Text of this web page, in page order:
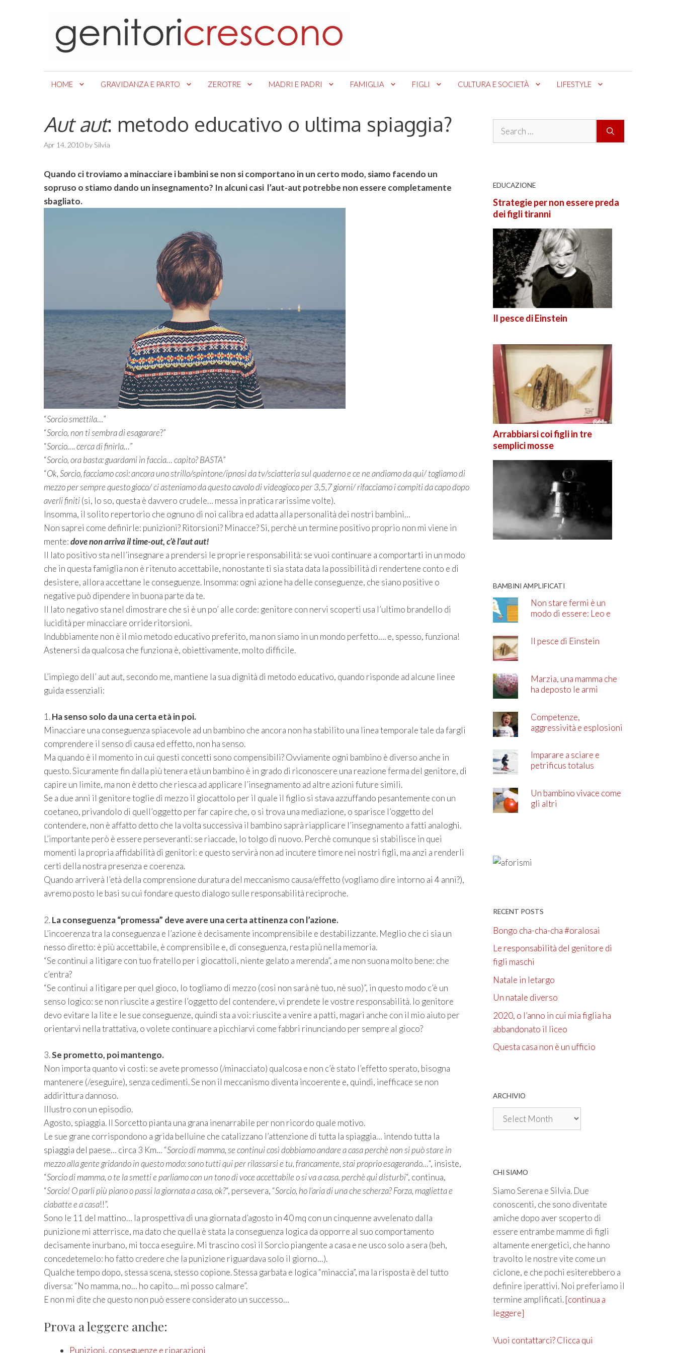
HOME GRAVIDANZA E PARTO ZEROTRE MADRI E PADRI FAMIGLIA FIGLI CULTURA E SOCIETÀ LIFESTYLE
Aut aut: metodo educativo o ultima spiaggia?
Apr 14, 2010 by Silvia
Quando ci troviamo a minacciare i bambini se non si comportano in un certo modo, siamo facendo un
sopruso o stiamo dando un insegnamento? In alcuni casi l’aut-aut potrebbe non essere completamente
sbagliato.
“Sorcio smettila…”
“Sorcio, non ti sembra di esagarare?”
“Sorcio…. cerca di finirla…”
“Sorcio, ora basta: guardami in faccia… capito? BASTA”
“Ok, Sorcio, facciamo così: ancora uno strillo/spintone/ipnosi da tv/sciatteria sul quaderno e ce ne andiamo da qui/ togliamo di
mezzo per sempre questo gioco/ ci asteniamo da questo cavolo di videogioco per 3,5,7 giorni/ rifacciamo i compiti da capo dopo
averli finiti(si, lo so, questa è davvero crudele… messa in pratica rarissime volte).
Insomma, il solito repertorio che ognuno di noi calibra ed adatta alla personalità dei nostri bambini…
Non saprei come definirle: punizioni? Ritorsioni? Minacce? Si, perchè un termine positivo proprio non mi viene in
mente:dove non arriva il time-out, c’è l’aut aut!
Il lato positivo sta nell’insegnare a prendersi le proprie responsabilità: se vuoi continuare a comportarti in un modo
che in questa famiglia non è ritenuto accettabile, nonostante ti sia stata data la possibilità di rendertene conto e di
desistere, allora accettane le conseguenze. Insomma: ogni azione ha delle conseguenze, che siano positive o
negative può dipendere in buona parte da te.
Il lato negativo sta nel dimostrare che si è un po’ alle corde: genitore con nervi scoperti usa l’ultimo brandello di
lucidità per minacciare orride ritorsioni.
Indubbiamente non è il mio metodo educativo preferito, ma non siamo in un mondo perfetto…. e, spesso, funziona!
Astenersi da qualcosa che funziona è, obiettivamente, molto difficile.
L’impiego dell’ aut aut, secondo me, mantiene la sua dignità di metodo educativo, quando risponde ad alcune linee
guida essenziali:
1.Ha senso solo da una certa età in poi.
Minacciare una conseguenza spiacevole ad un bambino che ancora non ha stabilito una linea temporale tale da fargli
comprendere il senso di causa ed effetto, non ha senso.
Ma quando è il momento in cui questi concetti sono compensibili? Ovviamente ogni bambino è diverso anche in
questo. Sicuramente fin dalla più tenera età un bambino è in grado di riconoscere una reazione ferma del genitore, di
capire un limite, ma non è detto che riesca ad applicare l’insegnamento ad altre azioni future simili.
Se a due anni il genitore toglie di mezzo il giocattolo per il quale il figlio si stava azzuffando pesantemente con un
coetaneo, privandolo di quell’oggetto per far capire che, o si trova una mediazione, o sparisce l’oggetto del
contendere, non è affatto detto che la volta successiva il bambino saprà riapplicare l’insegnamento a fatti analoghi.
L’importante però è essere perseveranti: se riaccade, lo tolgo di nuovo. Perchè comunque si stabilisce in quei
momenti la propria affidabilità di genitori: e questo servirà non ad incutere timore nei nostri figli, ma anzi a renderli
certi della nostra presenza e coerenza.
Quando arriverà l’età della comprensione duratura del meccanismo causa/effetto (vogliamo dire intorno ai 4 anni?),
avremo posto le basi su cui fondare questo dialogo sulle responsabilità reciproche.
2.La conseguenza “promessa” deve avere una certa attinenza con l’azione.
L’incoerenza tra la conseguenza e l’azione è decisamente incomprensibile e destabilizzante. Meglio che ci sia un
nesso diretto: è più accettabile, è comprensibile e, di conseguenza, resta più nella memoria.
“Se continui a litigare con tuo fratello per i giocattoli, niente gelato a merenda”, a me non suona molto bene: che
c’entra?
“Se continui a litigare per quel gioco, lo togliamo di mezzo (così non sarà nè tuo, nè suo)”, in questo modo c’è un
senso logico: se non riuscite a gestire l’oggetto del contendere, vi prendete le vostre responsabilità. Io genitore
devo evitare la lite e le sue conseguenze, quindi sta a voi: riuscite a venire a patti, magari anche con il mio aiuto per
orientarvi nella trattativa, o volete continuare a picchiarvi come fabbri rinunciando per sempre al gioco?
3.Se prometto, poi mantengo.
Non importa quanto vi costi: se avete promesso (/minacciato) qualcosa e non c’è stato l’effetto sperato, bisogna
mantenere (/eseguire), senza cedimenti. Se non il meccanismo diventa incoerente e, quindi, inefficace se non
addirittura dannoso.
Illustro con un episodio.
Agosto, spiaggia. Il Sorcetto pianta una grana inenarrabile per non ricordo quale motivo.
Le sue grane corrispondono a grida belluine che catalizzano l’attenzione di tutta la spiaggia… intendo tutta la
spiaggia del paese… circa 3 Km… “Sorcio di mamma, se continui così dobbiamo andare a casa perchè non si può stare in
mezzo alla gente gridando in questo modo: sono tutti qui per rilassarsi e tu, francamente, stai proprio esagerando…“, insiste,
“Sorcio di mamma, o te la smetti e parliamo con un tono di voce accettabile o si va a casa, perchè qui disturbi“, continua,
“Sorcio! O parli più piano o passi la giornata a casa, ok?“, persevera, “Sorcio, ho l’aria di una che scherza? Forza, maglietta e
ciabatte e a casa!!”.
Sono le 11 del mattino… la prospettiva di una giornata d’agosto in 40 mq con un cinquenne avvelenato dalla
punizione mi atterrisce, ma dato che quella è stata la conseguenza logica da opporre al suo comportamento
decisamente inurbano, mi tocca eseguire. Mi trascino così il Sorcio piangente a casa e ne usco solo a sera (beh,
concedetemelo: ho fatto credere che la punizione riguardava solo il giorno…).
Qualche tempo dopo, stessa scena, stesso copione. Stessa garbata e logica “minaccia”, ma la risposta è del tutto
diversa: “No mamma, no… ho capito… mi posso calmare”.
E non mi dite che questo non può essere considerato un successo…
Prova a leggere anche:
Punizioni, conseguenze e riparazioni
Search
EDUCAZIONE
Strategie per non essere preda
dei figli tiranni
Il pesce di Einstein
Arrabbiarsi coi figli in tre
semplici mosse
BAMBINI AMPLIFICATI
Non stare fermi è un
modo di essere: Leo e
Il pesce di Einstein
Marzia, una mamma che
ha deposto le armi
Competenze,
aggressività e esplosioni
Imparare a sciare e
petrificus totalus
Un bambino vivace come
gli altri
RECENT POSTS
Bongo cha-cha-cha #oralosai
Le responsabilità del genitore di
figli maschi
Natale in letargo
Un natale diverso
2020, o l’anno in cui mia figlia ha
abbandonato il liceo
Questa casa non è un ufficio
ARCHIVIO
Archivio
CHI SIAMO
Siamo Serena e Silvia. Due
conoscenti, che sono diventate
amiche dopo aver scoperto di
essere entrambe mamme di figli
altamente energetici, che hanno
travolto le nostre vite come un
ciclone, e che pochi esiterebbero a
definire iperattivi. Noi preferiamo il
termine amplificati.[continua a
leggere]
Vuoi contattarci? Clicca qui